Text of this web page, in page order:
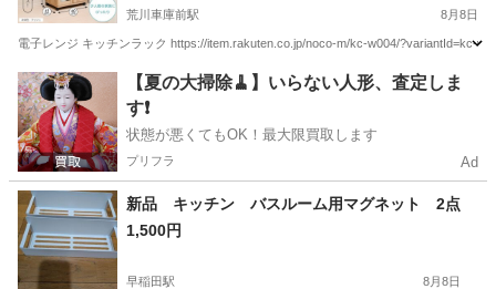
荒川車庫前駅 8月8日
電子レンジ キッチンラック https://item.rakuten.co.jp/noco-m/kc-w004/?variantId=kc-
東京 足立区 荒川車庫前駅 家具
【夏の大掃除🧹】いらない人形、査定しま
す❗️
状態が悪くてもOK！最大限買取します
プリフラ Ad
新品 キッチン バスルーム用マグネット 2点
1,500円
早稲田駅 8月8日